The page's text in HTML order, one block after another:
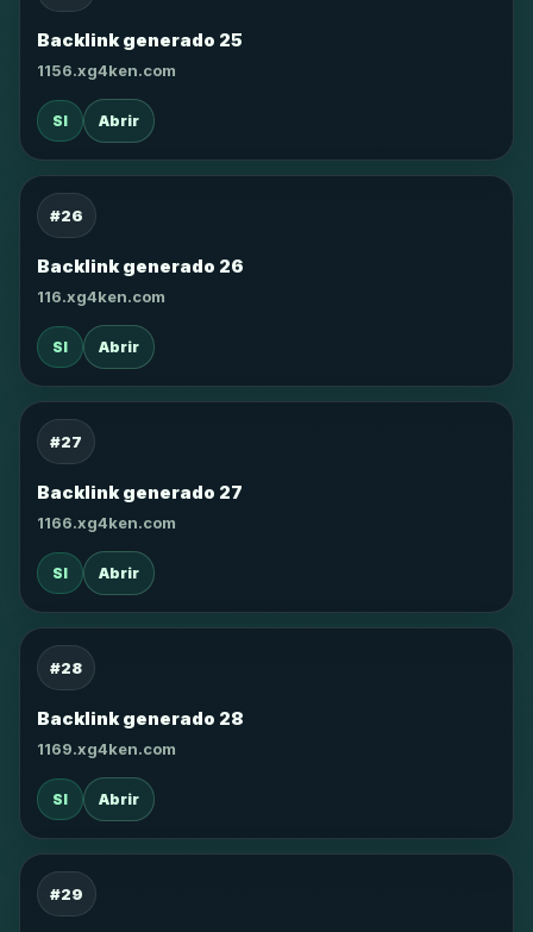
Backlink generado 25
1156.xg4ken.com
SI Abrir
#26
Backlink generado 26
116.xg4ken.com
SI Abrir
#27
Backlink generado 27
1166.xg4ken.com
SI Abrir
#28
Backlink generado 28
1169.xg4ken.com
SI Abrir
#29